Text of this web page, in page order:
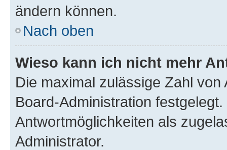
ändern können.
Nach oben
Wieso kann ich nicht mehr
Die maximal zulässige Zahl
Board-Administration
Antwortmöglichkeiten als
Administrator.